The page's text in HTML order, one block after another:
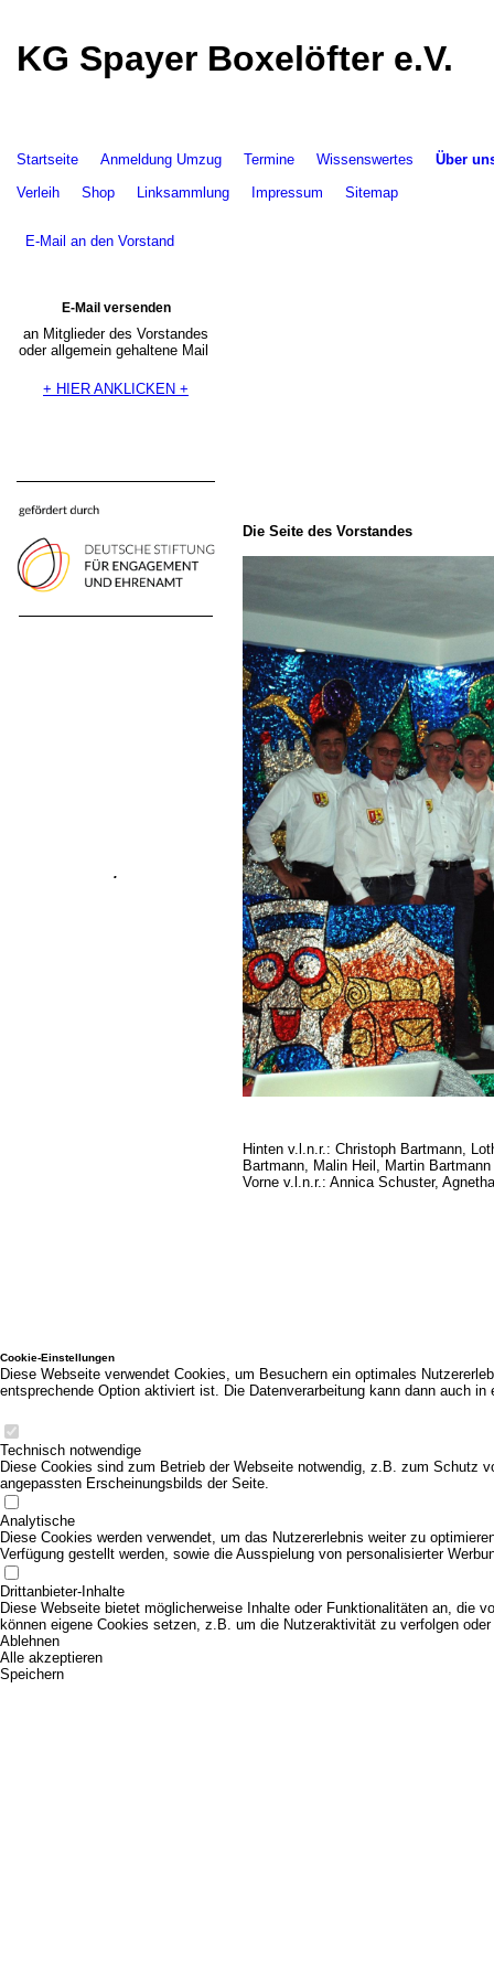
KG Spayer Boxelöfter e.V.
Startseite Anmeldung Umzug Termine Wissenswertes
Über
Verleih
Shop Linksammlung Impressum Sitemap
E-Mail an den Vorstand
E-Mail versenden
an Mitglieder des Vorstandes
oder allgemein gehaltene Mail
+ HIER ANKLICKEN +
.
Die Seite des Vorstandes
Hinten v.l.n.r.: Christoph Bartmann,
Bartmann, Malin Heil, Martin Bartmann
Vorne v.l.n.r.: Annica Schuster,
Cookie-Einstellungen
Diese Webseite verwendet Cookies, um Besuchern ein optimales
entsprechende Option aktiviert ist. Die Datenverarbeitung kann dann auch
Technisch notwendige
Diese Cookies sind zum Betrieb der Webseite notwendig, z.B. zum Schutz
angepassten Erscheinungsbilds der Seite.
Analytische
Diese Cookies werden verwendet, um das Nutzererlebnis weiter zu
Verfügung gestellt werden, sowie die Ausspielung von personalisierter
Drittanbieter-Inhalte
Diese Webseite bietet möglicherweise Inhalte oder Funktionalitäten an, die
können eigene Cookies setzen, z.B. um die Nutzeraktivität zu verfolgen
Ablehnen
Alle akzeptieren
Speichern